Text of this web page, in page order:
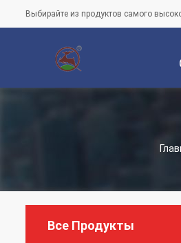
Выбирайте из продуктов самого
Все Продукты